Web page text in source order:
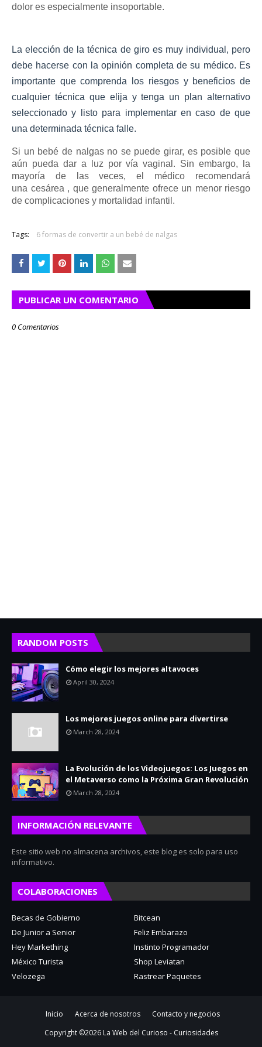
dolor es especialmente insoportable.
La elección de la técnica de giro es muy individual, pero
debe hacerse con la opinión completa de su médico. Es
importante que comprenda los riesgos y beneficios de
cualquier técnica que elija y tenga un plan alternativo
seleccionado y listo para implementar en caso de que
una determinada técnica falle.
Si un bebé de nalgas no se puede girar, es posible que
aún pueda dar a luz por vía vaginal. Sin embargo, la
mayoría de las veces, el médico recomendará
una cesárea , que generalmente ofrece un menor riesgo
de complicaciones y mortalidad infantil.
Tags: 6 formas de convertir a un bebé de nalgas
PUBLICAR UN COMENTARIO
0 Comentarios
RANDOM POSTS
Cómo elegir los mejores altavoces
April 30, 2024
Los mejores juegos online para divertirse
March 28, 2024
La Evolución de los Videojuegos: Los Juegos en
el Metaverso como la Próxima Gran Revolución
March 28, 2024
INFORMACIÓN RELEVANTE
Este sitio web no almacena archivos, este blog es solo para uso
informativo.
COLABORACIONES
Becas de Gobierno
Bitcean
De Junior a Senior
Feliz Embarazo
Hey Markething
Instinto Programador
México Turista
Shop Leviatan
Velozega
Rastrear Paquetes
Inicio Acerca de nosotros
Contacto y negocios
Copyright ©2026 La Web del Curioso - Curiosidades